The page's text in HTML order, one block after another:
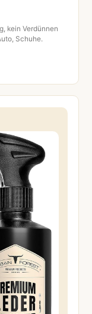
kein Verdünnen
Schuhe.